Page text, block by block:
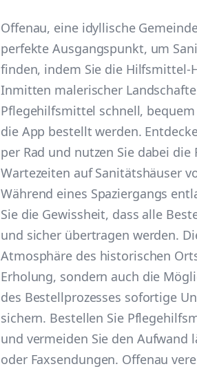
Offenau, eine idyllische
perfekte Ausgangspunkt, um
finden, indem Sie die Hilfsmittel-
Inmitten malerischer
Pflegehilfsmittel schnell,
die App bestellt werden.
per Rad und nutzen Sie dabei die
Wartezeiten auf Sanitätshäuser
Während eines Spaziergangs
Sie die Gewissheit, dass alle
und sicher übertragen werden.
Atmosphäre des historischen
Erholung, sondern auch die
des Bestellprozesses sofortige
sichern. Bestellen Sie
und vermeiden Sie den Aufwand
oder Faxsendungen. Offenau